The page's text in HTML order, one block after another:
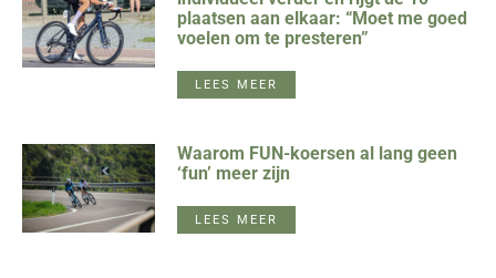
plaatsen aan elkaar: “Moet me goed
voelen om te presteren”
LEES MEER
Waarom FUN-koersen al lang geen
‘fun’ meer zijn
LEES MEER